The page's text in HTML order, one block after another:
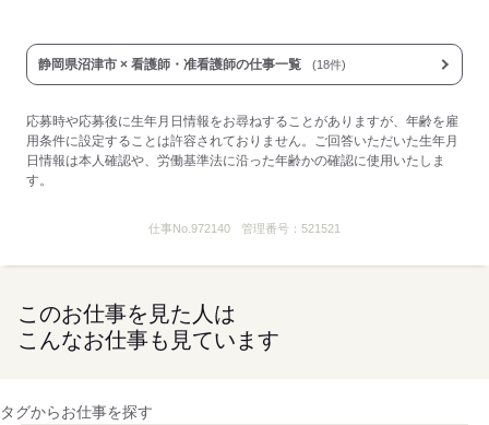
静岡県沼津市 × 看護師・准看護師の仕事一覧 (18件)
応募時や応募後に生年月日情報をお尋ねすることがありますが、年齢を雇
用条件に設定することは許容されておりません。ご回答いただいた生年月
日情報は本人確認や、労働基準法に沿った年齢かの確認に使用いたしま
す。
仕事No.972140 管理番号： 521521
このお仕事を見た人は
こんなお仕事も見ています
タグからお仕事を探す